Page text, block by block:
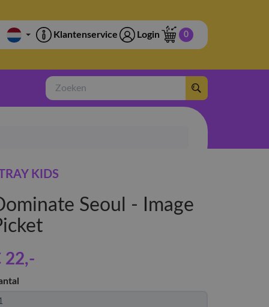
Klantenservice Login 0
Zoeken
KIDS
Seoul - Image
22,-